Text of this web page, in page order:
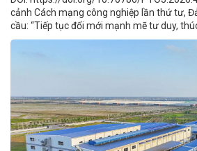
cảnh Cách mạng công nghiệp lần thứ tư,
cầu: “Tiếp tục đổi mới mạnh mẽ tư duy,